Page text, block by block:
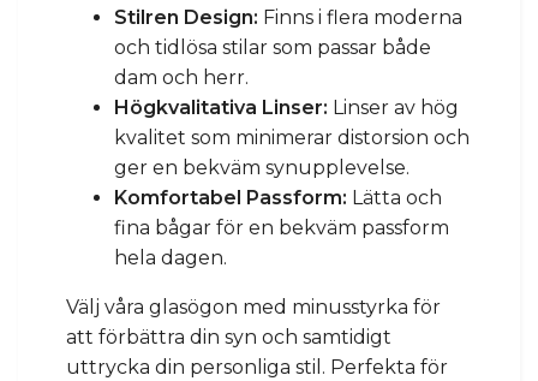
Stilren Design: Finns i flera moderna
och tidlösa stilar som passar både
dam och herr.
Högkvalitativa Linser: Linser av hög
kvalitet som minimerar distorsion och
ger en bekväm synupplevelse.
Komfortabel Passform: Lätta och
fina bågar för en bekväm passform
hela dagen.
Välj våra glasögon med minusstyrka för
att förbättra din syn och samtidigt
uttrycka din personliga stil. Perfekta för